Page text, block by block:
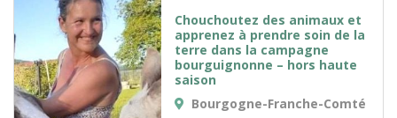
Chouchoutez des animaux et
apprenez à prendre soin de la
terre dans la campagne
bourguignonne – hors haute
saison
Bourgogne-Franche-Comté